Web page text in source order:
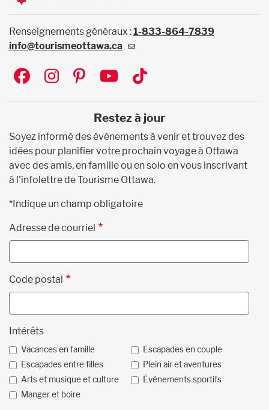
Renseignements généraux :1-833-864-7839
info@tourismeottawa.ca
Social
Restez à jour
Soyez informé des événements à venir et trouvez des
idées pour planifier votre prochain voyage à Ottawa
avec des amis, en famille ou en solo en vous inscrivant
à l'infolettre de Tourisme Ottawa.
*Indique un champ obligatoire
Adresse de courriel
Code postal
Intérêts
Vacances en famille
Escapades en couple
Escapades entre filles
Plein air et aventures
Arts et musique et culture
Événements sportifs
Manger et boire